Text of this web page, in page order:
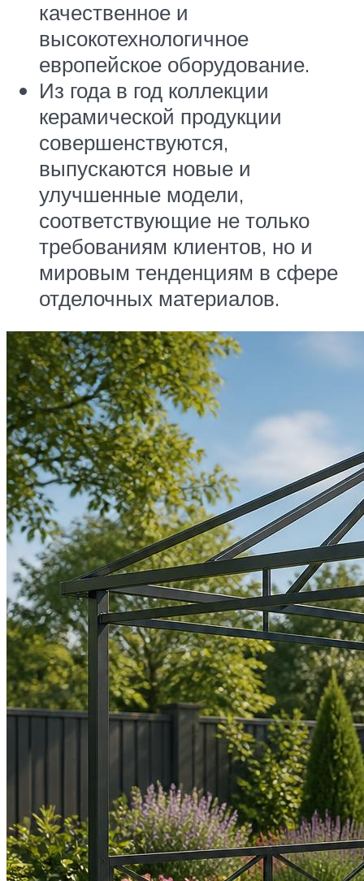
качественное и
высокотехнологичное
европейское оборудование.
Из года в год коллекции
керамической продукции
совершенствуются,
выпускаются новые и
улучшенные модели,
соответствующие не только
требованиям клиентов, но и
мировым тенденциям в сфере
отделочных материалов.